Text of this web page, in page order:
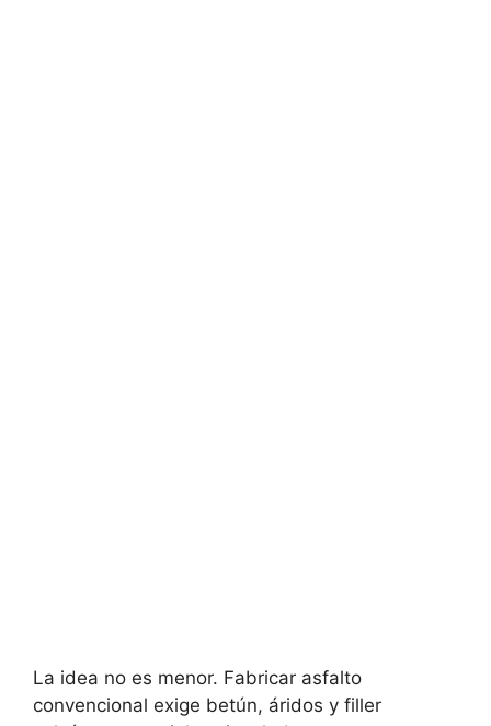
La idea no es menor. Fabricar asfalto
convencional exige betún, áridos y filler